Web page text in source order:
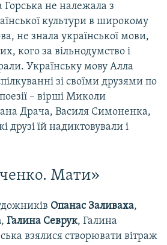
Горська не належала з
культури в широкому
не знала української мови,
кого за вільнодумство і
Українську мову Алла
зі своїми друзями по
– вірші Миколи
Драча, Василя Симоненка,
друзі їй надиктовували і
Мати»
Опанас Заливаха,
, Галина Севрук, Галина
взялися створювати вітраж